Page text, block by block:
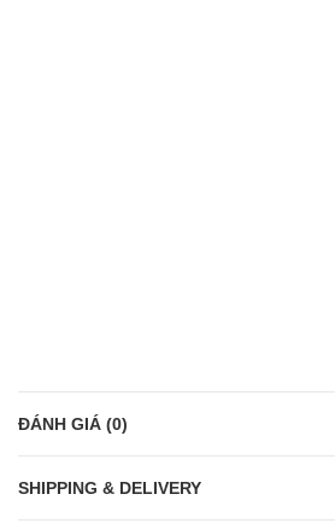
ĐÁNH GIÁ (0)
SHIPPING & DELIVERY